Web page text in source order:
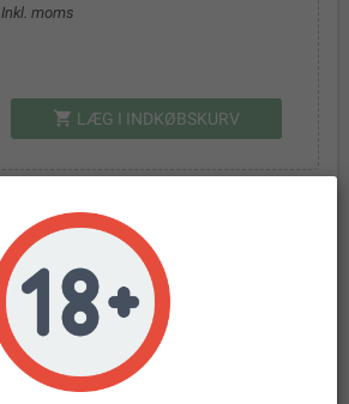
Inkl. moms
shopping_cart LÆG I INDKØBSKURV
besked når produktet kommer på lager